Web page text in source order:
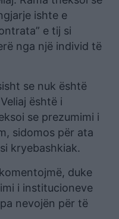
ishte e
e tij si
nga një individ të
se nuk është
është i
se prezumimi i
sidomos për ata
kryebashkiak.
duke
i institucioneve
nevojën për të